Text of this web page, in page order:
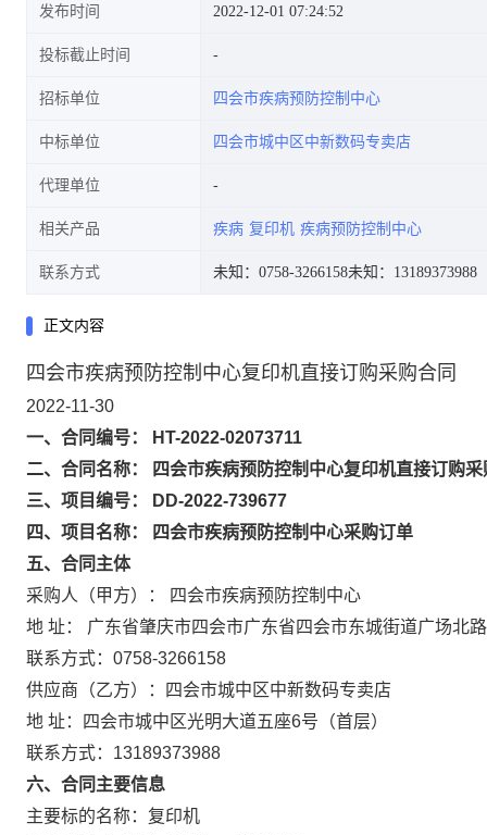
发布时间 2022-12-01 07:24:52
投标截止时间
招标单位 四会市疾病预防控制中心
中标单位 四会市城中区中新数码专卖店
代理单位
相关产品 疾病 复印机 疾病预防控制中心
联系方式 未知：0758-3266158未知：13189373988
正文内容
四会市疾病预防控制中心复印机直接订购采购合同
2022-11-30
一、合同编号： HT-2022-02073711
二、合同名称： 四会市疾病预防控制中心复印机直接订购采
三、项目编号： DD-2022-739677
四、项目名称： 四会市疾病预防控制中心采购订单
五、合同主体
采购人（甲方）： 四会市疾病预防控制中心
地 址： 广东省肇庆市四会市广东省四会市东城街道广场北
联系方式：0758-3266158
供应商（乙方）：四会市城中区中新数码专卖店
地 址：四会市城中区光明大道五座6号（首层）
联系方式：13189373988
六、合同主要信息
主要标的名称：复印机